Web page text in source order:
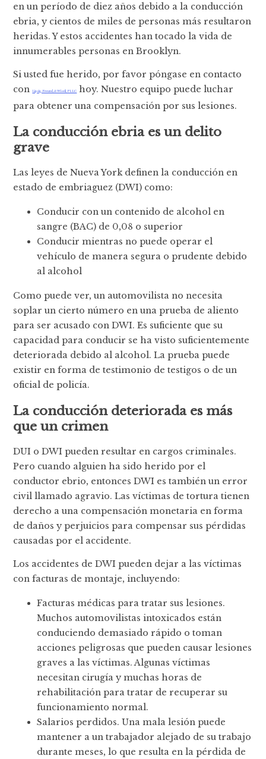
en un período de diez años debido a la conducción
ebria, y cientos de miles de personas más resultaron
heridas. Y estos accidentes han tocado la vida de
innumerables personas en Brooklyn.
Si usted fue herido, por favor póngase en contacto
con
Lipsig, Freund, & Wisell, PLLC
hoy. Nuestro equipo puede luchar
para obtener una compensación por sus lesiones.
La conducción ebria es un delito
grave
Las leyes de Nueva York definen la conducción en
estado de embriaguez (DWI) como:
Conducir con un contenido de alcohol en
sangre (BAC) de 0,08 o superior
Conducir mientras no puede operar el
vehículo de manera segura o prudente debido
al alcohol
Como puede ver, un automovilista no necesita
soplar un cierto número en una prueba de aliento
para ser acusado con DWI. Es suficiente que su
capacidad para conducir se ha visto suficientemente
deteriorada debido al alcohol. La prueba puede
existir en forma de testimonio de testigos o de un
oficial de policía.
La conducción deteriorada es más
que un crimen
DUI o DWI pueden resultar en cargos criminales.
Pero cuando alguien ha sido herido por el
conductor ebrio, entonces DWI es también un error
civil llamado agravio. Las víctimas de tortura tienen
derecho a una compensación monetaria en forma
de daños y perjuicios para compensar sus pérdidas
causadas por el accidente.
Los accidentes de DWI pueden dejar a las víctimas
con facturas de montaje, incluyendo:
Facturas médicas para tratar sus lesiones.
Muchos automovilistas intoxicados están
conduciendo demasiado rápido o toman
acciones peligrosas que pueden causar lesiones
graves a las víctimas. Algunas víctimas
necesitan cirugía y muchas horas de
rehabilitación para tratar de recuperar su
funcionamiento normal.
Salarios perdidos. Una mala lesión puede
mantener a un trabajador alejado de su trabajo
durante meses, lo que resulta en la pérdida de